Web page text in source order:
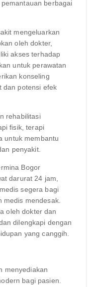
berbagai
mengeluarkan
oleh dokter,
akses terhadap
untuk perawatan
konseling
dan potensi efek
rehabilitasi
fisik, terapi
untuk membantu
penyakit.
Bogor
darurat 24 jam,
segera bagi
medis mendesak.
oleh dokter dan
dilengkapi dengan
yang canggih.
menyediakan
bagi pasien.